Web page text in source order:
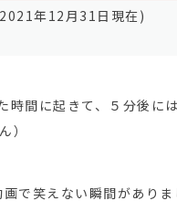
年12月31日現在)
間に起きて、５分後に
）
で笑えない瞬間がありま